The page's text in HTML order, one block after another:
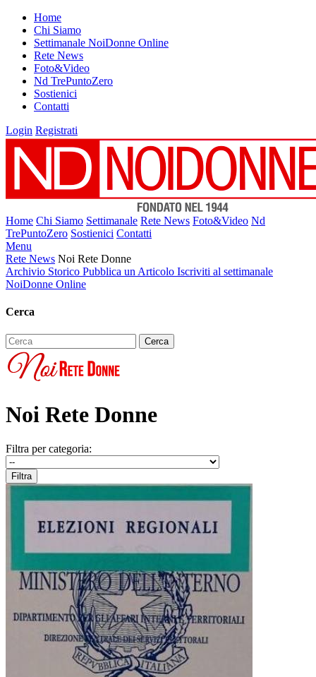
Home
Chi Siamo
Settimanale NoiDonne Online
Rete News
Foto&Video
Nd TrePuntoZero
Sostienici
Contatti
Login Registrati
Home Chi Siamo Settimanale Rete News Foto&Video Nd
TrePuntoZero Sostienici Contatti
Menu
Rete News Noi Rete Donne
Archivio Storico Pubblica un Articolo Iscriviti al settimanale
NoiDonne Online
Cerca
Noi Rete Donne
Filtra per categoria: